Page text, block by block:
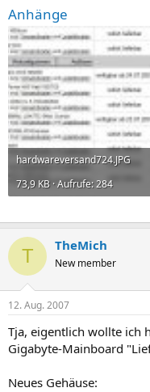
Anhänge
hardwareversand724.JPG
73,9 KB · Aufrufe: 284
T TheMich
New member
12. Aug. 2007
Tja, eigentlich wollte ich
Gigabyte-Mainboard
Neues Gehäuse: